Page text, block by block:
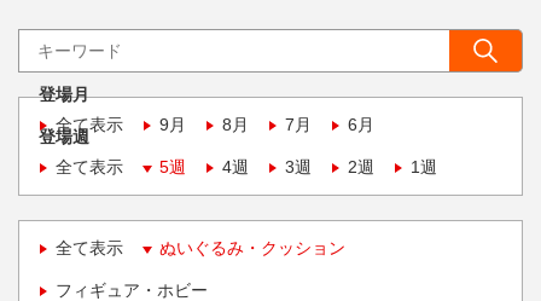
登場月
全て表示
9月 8月 7月 6月
登場週
全て表示
5週 4週 3週 2週 1週
全て表示 ぬいぐるみ・クッション
フィギュア・ホビー